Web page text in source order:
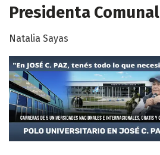
Presidenta Comunal
Natalia Sayas